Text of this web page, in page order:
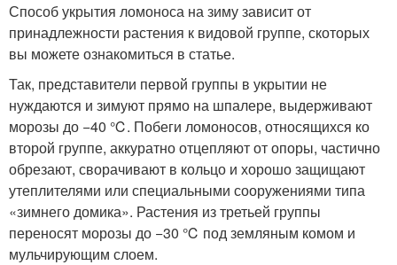
Способ укрытия ломоноса на зиму зависит от
принадлежности растения к видовой группе, скоторых
вы можете ознакомиться в статье.
Так, представители первой группы в укрытии не
нуждаются и зимуют прямо на шпалере, выдерживают
морозы до −40 ℃. Побеги ломоносов, относящихся ко
второй группе, аккуратно отцепляют от опоры, частично
обрезают, сворачивают в кольцо и хорошо защищают
утеплителями или специальными сооружениями типа
«зимнего домика». Растения из третьей группы
переносят морозы до −30 ℃ под земляным комом и
мульчирующим слоем.